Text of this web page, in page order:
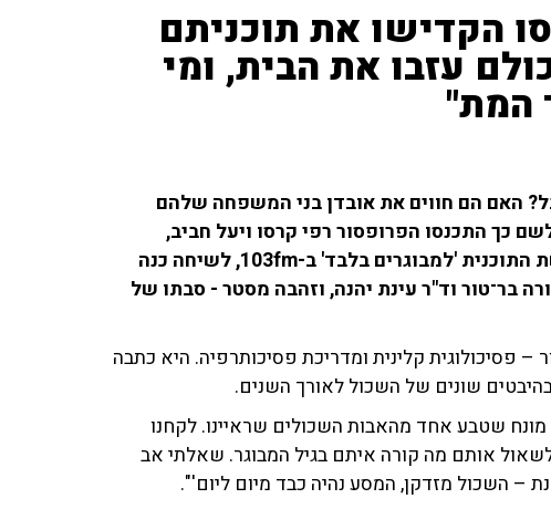
הקדישו את תוכניתם
עזבו את הבית, ומי
המת"
האם הם חווים את אובדן בני המשפחה שלהם
כך התכנסו הפרופסור רפי קרסו ויעל חביב,
עובדת סוציאלית המתמחה בגיל השלישי ומגישת התוכנית 'למבוגרים בלבד' ב-103fm, לשיחה כנה
בר־טור וד"ר עינת יהנה, וזהבה מסטר - סבתו של
– פסיכולוגית קלינית ומדריכת פסיכותרפיה. היא כתבה
שונים של השכול לאורך השנים.
שטבע אחד מהאבות השכולים שראיינו. לקחנו
בני 62 עד 93, ועניין אותנו לשאול אותם מה קורה איתם בגיל המבוגר. שאלתי אב
– השכול מזדקן, המסע נהיה כבד מיום ליום'".